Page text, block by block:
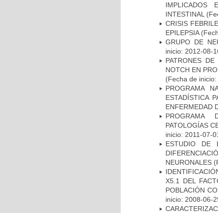
IMPLICADOS
INTESTINAL
CRISIS
EPILEPSIA
GRUPO DE
inicio: 2012-08-
PATRONES
NOTCH EN
(Fecha de
PROGRAMA
ESTADÍSTICA
ENFERMEDAD
PROGRAMA
PATOLOGÍAS
inicio: 2011-07-
ESTUDIO DE
NEURONALES
X5.1 DEL
POBLACIÓN
inicio: 2008-06-